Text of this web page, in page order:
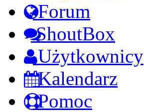
Forum
ShoutBox
Użytkownicy
Kalendarz
Pomoc